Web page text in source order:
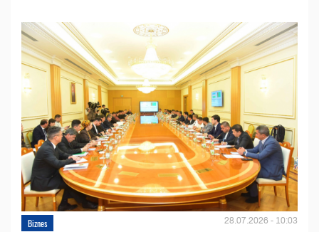
Biznes 28.07.2026 - 10:03